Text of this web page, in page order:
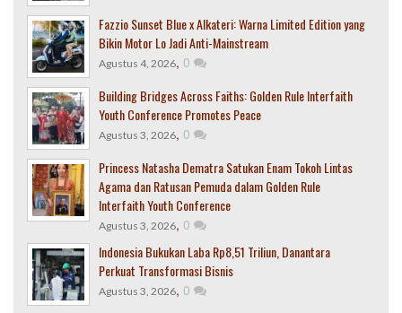
Fazzio Sunset Blue x Alkateri: Warna Limited Edition yang
Bikin Motor Lo Jadi Anti-Mainstream
Agustus 4, 2026, 0
Building Bridges Across Faiths: Golden Rule Interfaith
Youth Conference Promotes Peace
Agustus 3, 2026, 0
Princess Natasha Dematra Satukan Enam Tokoh Lintas
Agama dan Ratusan Pemuda dalam Golden Rule
Interfaith Youth Conference
Agustus 3, 2026, 0
Indonesia Bukukan Laba Rp8,51 Triliun, Danantara
Perkuat Transformasi Bisnis
Agustus 3, 2026, 0